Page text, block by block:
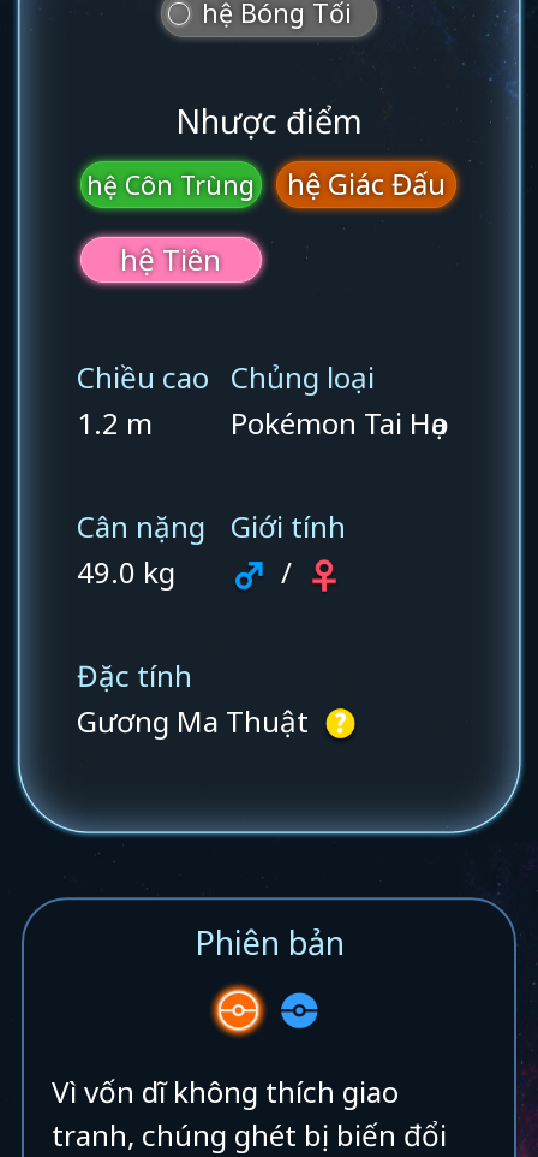
hệ Bóng Tối
Nhược điểm
hệ Côn Trùng hệ Giác Đấu
hệ Tiên
Chiều cao
1.2 m
Chủng loại
Pokémon Tai Họa
Cân nặng
49.0 kg
Giới tính
/
Đặc tính
Gương Ma Thuật
Phiên bản
Vì vốn dĩ không thích giao
tranh, chúng ghét bị biến đổi